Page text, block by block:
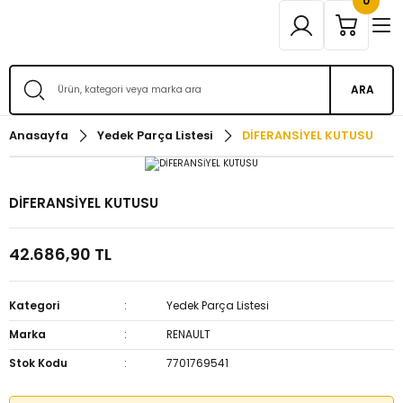
ARA
Anasayfa Yedek Parça Listesi DİFERANSİYEL KUTUSU
DİFERANSİYEL KUTUSU
42.686,90 TL
Kategori
Yedek Parça Listesi
Marka
RENAULT
Stok Kodu
7701769541